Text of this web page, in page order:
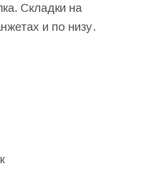
Складки на
и по низу.